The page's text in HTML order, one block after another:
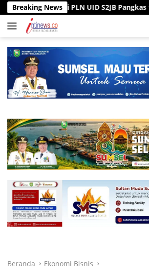
Langsung
ke
konten
Breaking News
PLN UID S2JB Pangkas 15 Ton Emisi
Beranda Ekonomi Bisnis